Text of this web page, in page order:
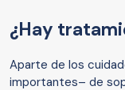
¿Hay
Aparte de los
importantes– de